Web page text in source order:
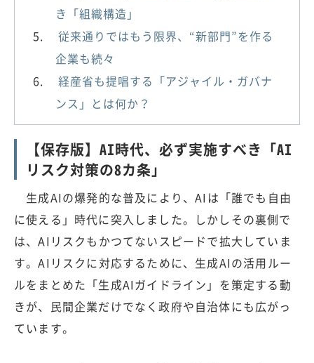
き「組織構造」
従来通りではもう限界、“新部門”を作る
企業も続々
経産省も提唱する「アジャイル・ガバナ
ンス」とは何か？
【保存版】AI時代、必ず実施すべき「AI
リスク対策の8カ条」
生成AIの爆発的な普及により、AIは「誰でも自由
に使える」時代に突入しました。しかしその裏側で
は、AIリスクもかつてないスピードで拡大していま
す。AIリスクに対応するために、生成AIの活用ルー
ルをまとめた「生成AIガイドライン」を策定する動
きが、民間企業だけでなく政府や自治体にも広がっ
ています。